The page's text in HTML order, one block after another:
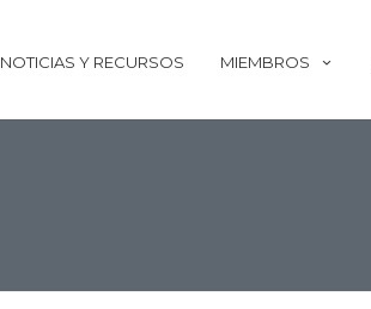
NOTICIAS Y RECURSOS MIEMBROS